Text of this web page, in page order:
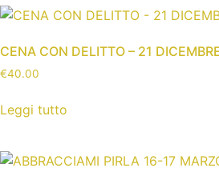
CENA CON DELITTO – 21
€40.00
Leggi tutto